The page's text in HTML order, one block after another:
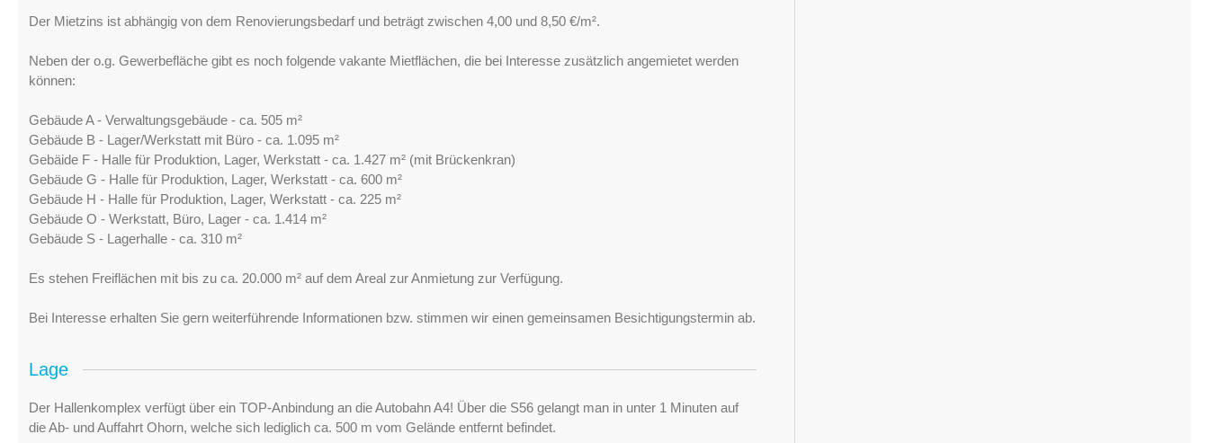
Der Mietzins ist abhängig von dem Renovierungsbedarf und beträgt zwischen 4,00 und 8,50 €/m².
Neben der o.g. Gewerbefläche gibt es noch folgende vakante Mietflächen, die bei Interesse zusätzlich angemietet werden
können:
Gebäude A - Verwaltungsgebäude - ca. 505 m²
Gebäude B - Lager/Werkstatt mit Büro - ca. 1.095 m²
Gebäide F - Halle für Produktion, Lager, Werkstatt - ca. 1.427 m² (mit Brückenkran)
Gebäude G - Halle für Produktion, Lager, Werkstatt - ca. 600 m²
Gebäude H - Halle für Produktion, Lager, Werkstatt - ca. 225 m²
Gebäude O - Werkstatt, Büro, Lager - ca. 1.414 m²
Gebäude S - Lagerhalle - ca. 310 m²
Es stehen Freiflächen mit bis zu ca. 20.000 m² auf dem Areal zur Anmietung zur Verfügung.
Bei Interesse erhalten Sie gern weiterführende Informationen bzw. stimmen wir einen gemeinsamen Besichtigungstermin ab.
Lage
Der Hallenkomplex verfügt über ein TOP-Anbindung an die Autobahn A4! Über die S56 gelangt man in unter 1 Minuten auf
die Ab- und Auffahrt Ohorn, welche sich lediglich ca. 500 m vom Gelände entfernt befindet.